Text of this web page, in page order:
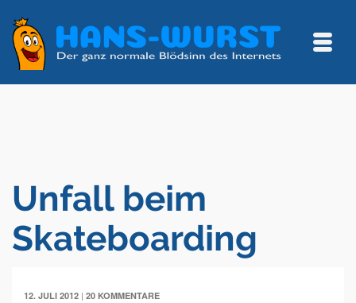
Unfall beim
Skateboarding
12. JULI 2012 | 20 KOMMENTARE